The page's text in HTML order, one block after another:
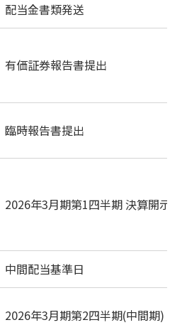
配当金書類発送
有価証券報告書提出
臨時報告書提出
2026年3月期第1四半期 決算開示
中間配当基準日
2026年3月期第2四半期(中間期)